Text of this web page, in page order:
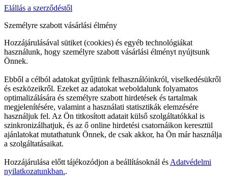
Elállás a szerződéstől
Személyre szabott vásárlási élmény
Hozzájárulásával sütiket (cookies) és egyéb technológiákat
használunk, hogy személyre szabott vásárlási élményt nyújtsunk
Önnek.
Ebből a célból adatokat gyűjtünk felhasználóinkról, viselkedésükről
és eszközeikről. Ezeket az adatokat weboldalunk folyamatos
optimalizálására és személyre szabott hirdetések és tartalmak
megjelenítésére, valamint a használati statisztikák elemzésére
használjuk fel. Az Ön titkosított adatait külső szolgáltatókkal is
szinkronizálhatjuk, és az ő online hirdetési csatornáikon keresztül
ajánlatokat mutathatunk Önnek, de csak akkor, ha Ön már használja
a szolgáltatásaikat.
Hozzájárulása előtt tájékozódjon a beállításoknál és Adatvédelmi
nyilatkozatunkban..